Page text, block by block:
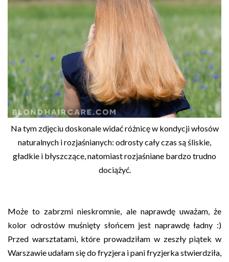
Na tym zdjęciu doskonale widać różnicę w kondycji włosów
naturalnych i rozjaśnianych: odrosty cały czas są śliskie,
gładkie i błyszczące, natomiast rozjaśniane bardzo trudno
dociążyć.
Może to zabrzmi nieskromnie, ale naprawdę uważam, że
kolor odrostów muśnięty słońcem jest naprawdę ładny :)
Przed warsztatami, które prowadziłam w zeszły piątek w
Warszawie udałam się do fryzjera i pani fryzjerka stwierdziła,